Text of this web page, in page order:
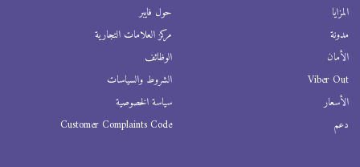
المزايا
مدونة
الأمان
Viber Out
الأسعار
دعم
حول فايبر
مركز العلامات التجارية
الوظائف
الشروط والسياسات
سياسة الخصوصية
Customer Complaints Code